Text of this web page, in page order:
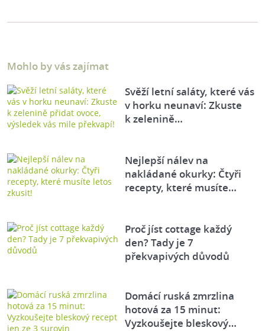
Mohlo by vás zajímat
Svěží letní saláty, které vás
v horku neunaví: Zkuste
k zelenině…
Nejlepší nálev na
nakládané okurky: Čtyři
recepty, které musíte…
Proč jíst cottage každý
den? Tady je 7
překvapivých důvodů
Domácí ruská zmrzlina
hotová za 15 minut:
Vyzkoušejte bleskový…